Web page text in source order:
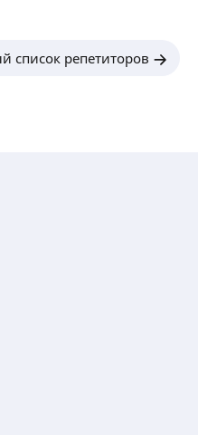
список репетиторов